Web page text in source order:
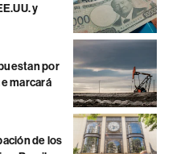
y
por
marcará
de los